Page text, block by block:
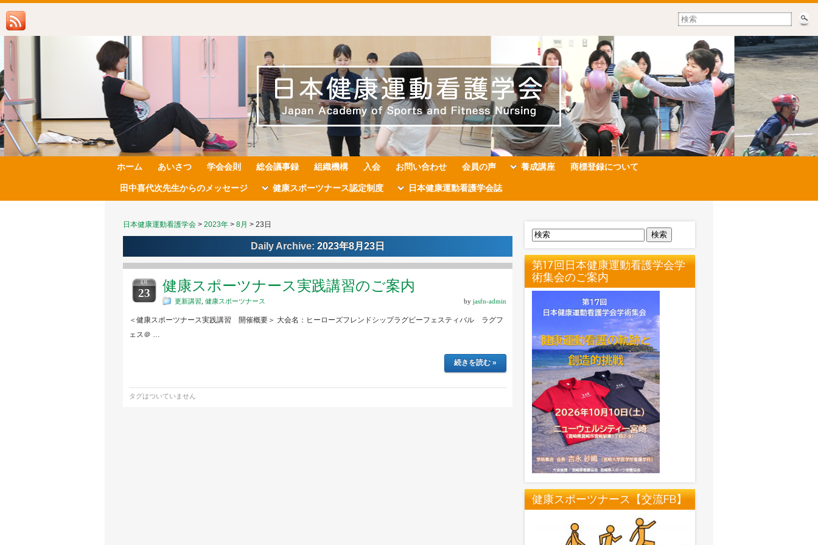
ホーム あいさつ 学会会則 総会議事録 組織機構 入会 お問い合わせ 会員の声 養成講座 商標登録について
田中喜代次先生からのメッセージ 健康スポーツナース認定制度 日本健康運動看護学会誌
日本健康運動看護学会 > 2023年 > 8月 > 23日
Daily Archive: 2023年8月23日
8月
23 健康スポーツナース実践講習のご案内
更新講習 健康スポーツナース by jasfn-admin
＜健康スポーツナース実践講習 開催概要＞ 大会名：ヒーローズフレンドシップラグビーフェスティバル ラグフ
ェス＠ …
続きを読む »
タグはついていません
検索
第17回日本健康運動看護学会学
術集会のご案内
健康スポーツナース【交流FB】